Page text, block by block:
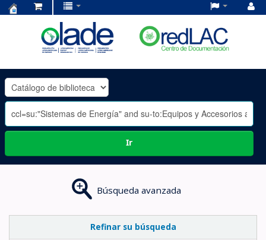
OLADE
-
Ir
Búsqueda avanzada
Refinar su búsqueda